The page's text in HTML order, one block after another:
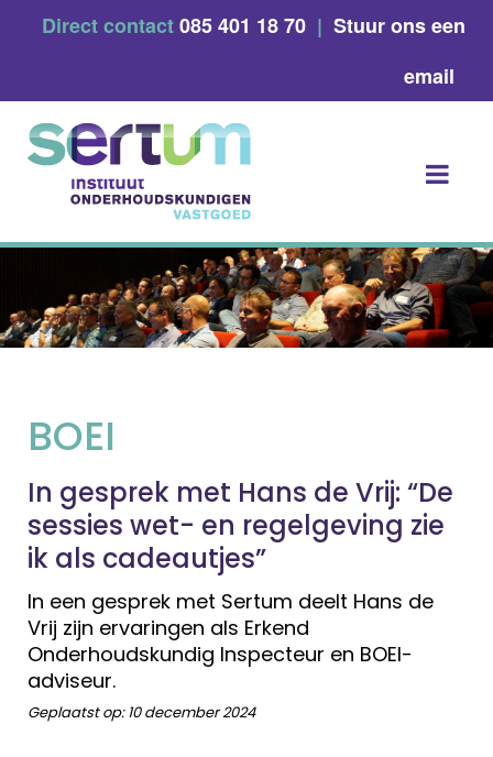
Direct contact085 401 18 70 | Stuur ons een
email
BOEI
In gesprek met Hans de Vrij: “De
sessies wet- en regelgeving zie
ik als cadeautjes”
In een gesprek met Sertum deelt Hans de
Vrij zijn ervaringen als Erkend
Onderhoudskundig Inspecteur en BOEI-
adviseur.
Geplaatst op:10 december 2024